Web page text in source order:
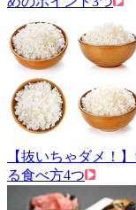
【抜いちゃダメ！
る食べ方4つ